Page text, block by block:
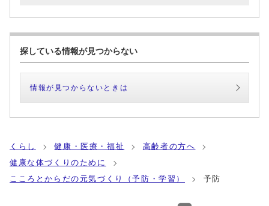
探している情報が見つからない
情報が見つからないときは
くらし 健康・医療・福祉
高齢者の方へ
健康な体づくりのために
こころとからだの元気づくり（予防・学習）
予防